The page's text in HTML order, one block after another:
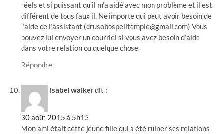
réels et si puissant qu’il m’a aidé avec mon problème et il est
différent de tous faux il. Ne importe qui peut avoir besoin de
l’aide de l’assistant (drusobospelltemple@gmail.com) Vous
pouvez lui envoyer un courriel si vous avez besoin d’aide
dans votre relation ou quelque chose
Répondre
isabel walkerdit :
30 août 2015 à 5h13
Mon ami était cette jeune fille qui a été ruiner ses relations